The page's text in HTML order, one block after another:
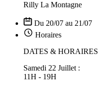
Rilly La Montagne
Du 20/07 au 21/07
Horaires
DATES & HORAIRES
Samedi 22 Juillet :
11H - 19H